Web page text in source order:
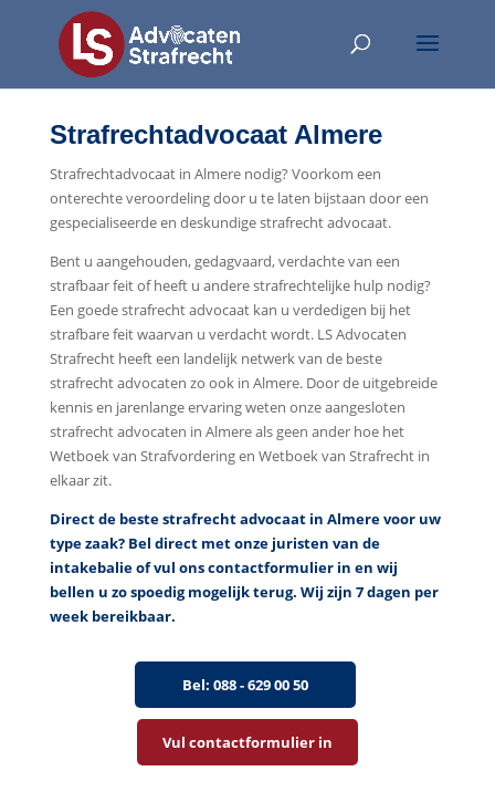
Strafrechtadvocaat Almere
Strafrechtadvocaat in Almere nodig? Voorkom een
onterechte veroordeling door u te laten bijstaan door een
gespecialiseerde en deskundige strafrecht advocaat.
Bent u aangehouden, gedagvaard, verdachte van een
strafbaar feit of heeft u andere strafrechtelijke hulp nodig?
Een goede strafrecht advocaat kan u verdedigen bij het
strafbare feit waarvan u verdacht wordt. LS Advocaten
Strafrecht heeft een landelijk netwerk van de beste
strafrecht advocaten zo ook in Almere. Door de uitgebreide
kennis en jarenlange ervaring weten onze aangesloten
strafrecht advocaten in Almere als geen ander hoe het
Wetboek van Strafvordering en Wetboek van Strafrecht in
elkaar zit.
Direct de beste strafrecht advocaat in Almere voor uw
type zaak? Bel directmetonze juristen van de
intakebalie of vul ons contactformulier in en wij
bellen u zo spoedig mogelijk terug. Wij zijn 7 dagen per
week bereikbaar.
Bel: 088 - 629 00 50
Vul contactformulier in